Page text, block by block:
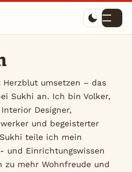
Menü
umsetzen – das
Sukhi an. Ich bin Volker,
Designer,
und begeisterter
teile ich mein
und Einrichtungswissen
mehr Wohnfreude und